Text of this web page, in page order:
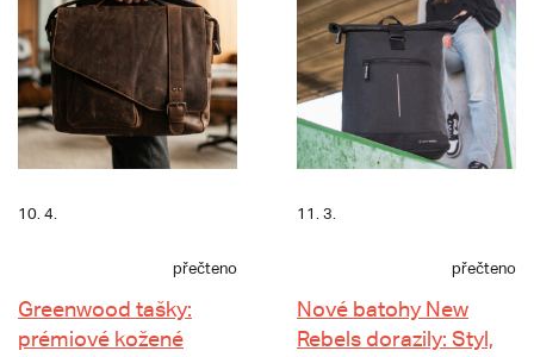
10. 4.
přečteno
Greenwood tašky:
prémiové kožené
11. 3.
přečteno
Nové batohy New
Rebels dorazily: Styl,